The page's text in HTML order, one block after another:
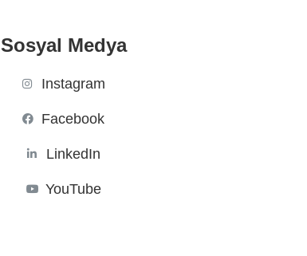
Sosyal Medya
Instagram
Facebook
LinkedIn
YouTube